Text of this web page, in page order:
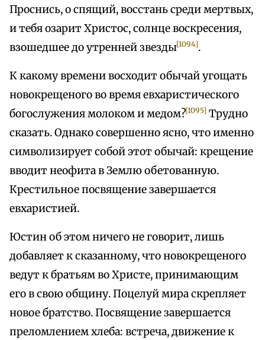
Проснись, о спящий, восстань среди мертвых,
и тебя озарит Христос, солнце воскресения,
взошедшее до утренней звезды[1094].
К какому времени восходит обычай угощать
новокрещеного во время евхаристического
богослужения молоком и медом?[1095] Трудно
сказать. Однако совершенно ясно, что именно
символизирует собой этот обычай: крещение
вводит неофита в Землю обетованную.
Крестильное посвящение завершается
евхаристией.
Юстин об этом ничего не говорит, лишь
добавляет к сказанному, что новокрещеного
ведут к братьям во Христе, принимающим
его в свою общину. Поцелуй мира скрепляет
новое братство. Посвящение завершается
преломлением хлеба: встреча, движение к